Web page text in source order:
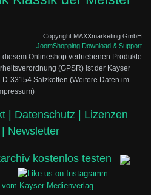
Copyright MAXXmarketing GmbH
JoomShopping Download & Support
Onlineshop vertriebenen Produkte
(GPSR) ist der Kayser
33154 Salzkotten (Weitere Daten im
| Datenschutz | Lizenzen
Newsletter